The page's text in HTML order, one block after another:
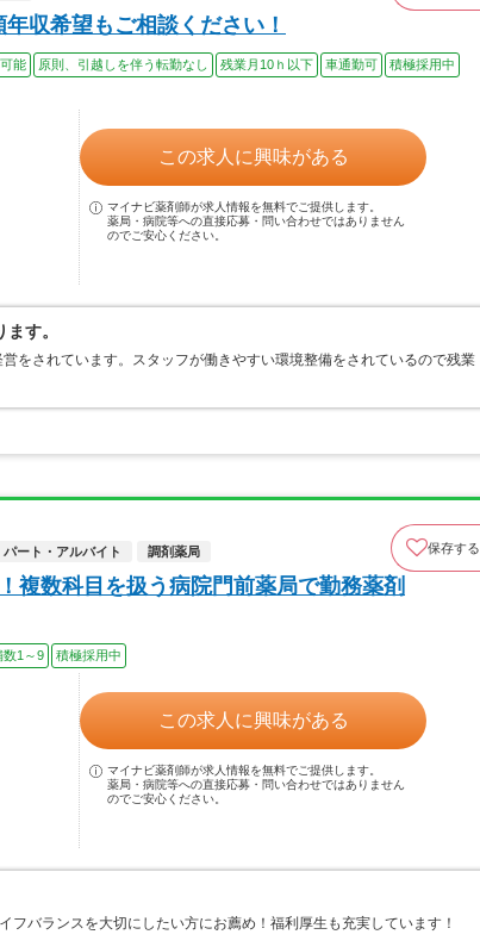
収希望もご相談ください！
能 原則、引越しを伴う転勤なし 残業月10ｈ以下 車通勤可
積極採用中
この求人に興味がある
マイナビ薬剤師が求人情報を無料でご提供します。
薬局・病院等への直接応募・問い合わせではありません
のでご安心ください。
す。
をされています。スタッフが働きやすい環境整備をされているので残業
パート・アルバイト 調剤薬局 保存する
複数科目を扱う病院門前薬局で勤務薬剤
数1～9 積極採用中
この求人に興味がある
マイナビ薬剤師が求人情報を無料でご提供します。
薬局・病院等への直接応募・問い合わせではありません
のでご安心ください。
バランスを大切にしたい方にお薦め！福利厚生も充実しています！